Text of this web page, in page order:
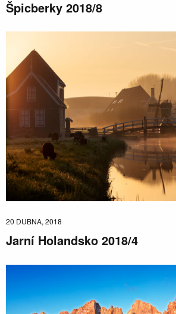
Špicberky 2018/8
20 DUBNA, 2018
Jarní Holandsko 2018/4